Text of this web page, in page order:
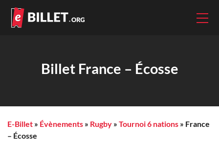
Billet France – Écosse
E-Billet » Évènements » Rugby » Tournoi 6 nations » France
– Écosse